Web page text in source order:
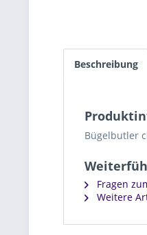
Beschreibung
Bügelbutler
Fragen
Weitere